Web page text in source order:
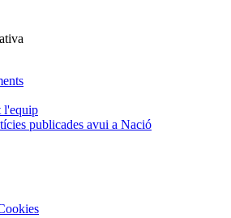
l'equip
publicades avui a Nació